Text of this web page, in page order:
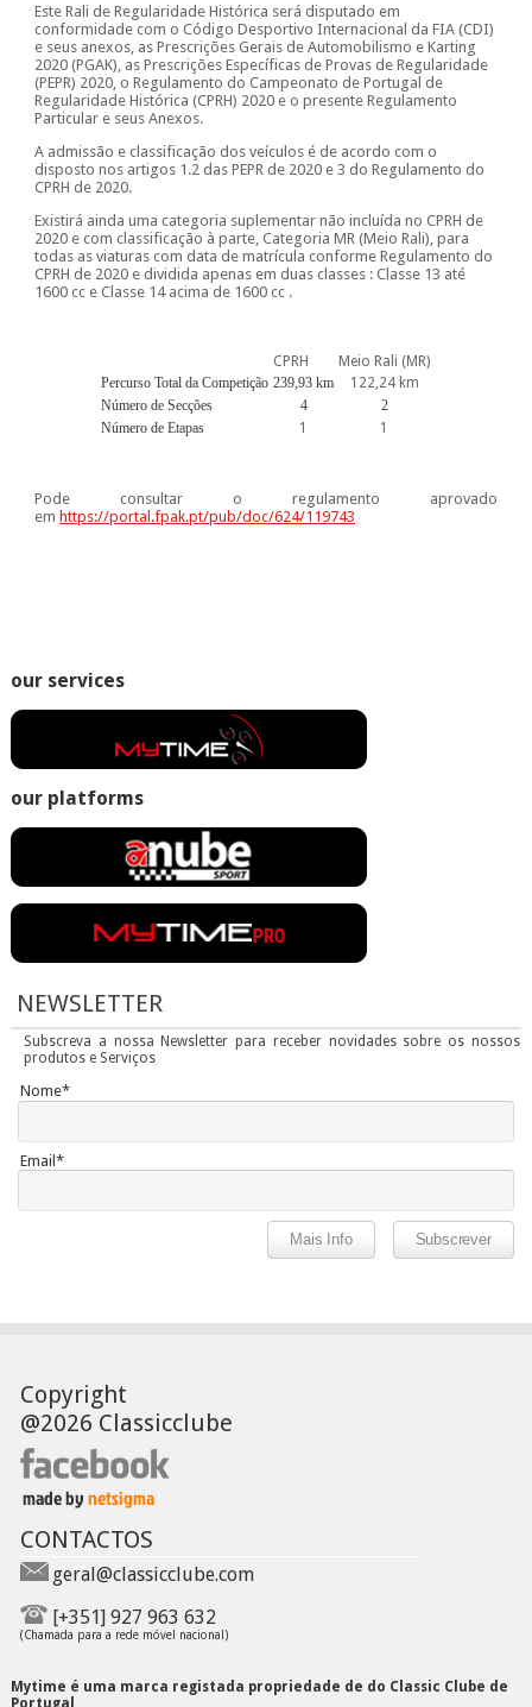
Este Rali de Regularidade Histórica será disputado em
conformidade com o Código Desportivo Internacional da FIA (CDI)
e seus anexos, as Prescrições Gerais de Automobilismo e Karting
2020 (PGAK), as Prescrições Específicas de Provas de Regularidade
(PEPR) 2020, o Regulamento do Campeonato de Portugal de
Regularidade Histórica (CPRH) 2020 e o presente Regulamento
Particular e seus Anexos.
A admissão e classificação dos veículos é de acordo com o
disposto nos artigos 1.2 das PEPR de 2020 e 3 do Regulamento do
CPRH de 2020.
Existirá ainda uma categoria suplementar não incluída no CPRH de
2020 e com classificação à parte, Categoria MR (Meio Rali), para
todas as viaturas com data de matrícula conforme Regulamento do
CPRH de 2020 e dividida apenas em duas classes : Classe 13 até
1600 cc e Classe 14 acima de 1600 cc .
CPRH
Meio Rali (MR)
Percurso Total da Competição 239,93 km
122,24 km
Número de Secções
4
2
Número de Etapas
1 1
Pode consultar o regulamento aprovado
em https://portal.fpak.pt/pub/doc/624/119743
our services
our platforms
NEWSLETTER
Subscreva a nossa Newsletter para receber novidades sobre os nossos
produtos e Serviços
Nome*
Email*
Copyright
@2026 Classicclube
CONTACTOS
geral@classicclube.com
[+351] 927 963 632
(Chamada para a rede móvel nacional)
Mytime é uma marca registada propriedade de do Classic Clube de
Portugal